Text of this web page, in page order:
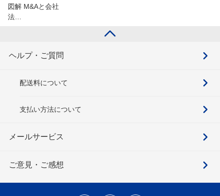
図解 M&Aと会社
法…
ヘルプ・ご質問
配送料について
支払い方法について
メールサービス
ご意見・ご感想